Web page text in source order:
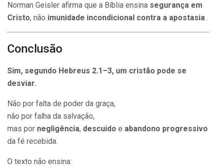
Norman Geisler afirma que a Bíblia ensina segurança em
Cristo, não imunidade incondicional contra a apostasia .
Conclusão
Sim, segundo Hebreus 2.1–3, um cristão pode se
desviar.
Não por falta de poder da graça,
não por falha da salvação,
mas por negligência, descuido e abandono progressivo
da fé recebida.
O texto não ensina: